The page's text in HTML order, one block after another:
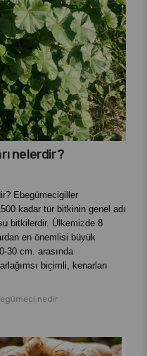
nelerdir?
Ebegümecigiller
kadar tür bitkinin genel adı
bitkilerdir. Ülkemizde 8
en önemlisi büyük
30 cm. arasında
biçimli, kenarları
nedir